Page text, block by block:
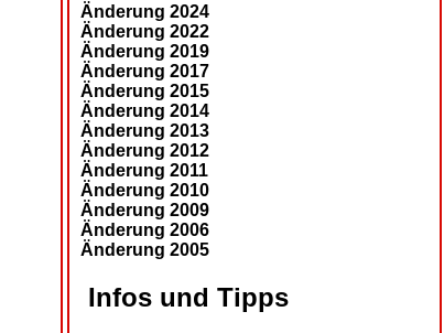
Änderung 2024
Änderung 2022
Änderung 2019
Änderung 2017
Änderung 2015
Änderung 2014
Änderung 2013
Änderung 2012
Änderung 2011
Änderung 2010
Änderung 2009
Änderung 2006
Änderung 2005
Infos und Tipps